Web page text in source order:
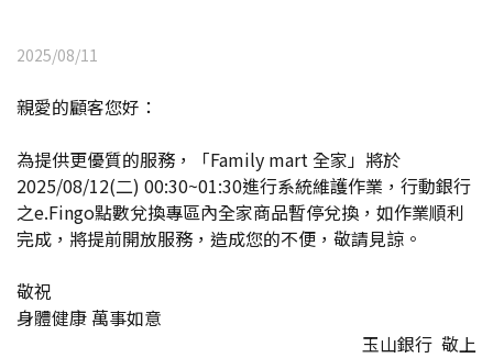
2025/08/11
親愛的顧客您好：
為提供更優質的服務，「Family mart 全家」將於
2025/08/12(二) 00:30~01:30進行系統維護作業，行動銀行
之e.Fingo點數兌換專區內全家商品暫停兌換，如作業順利
完成，將提前開放服務，造成您的不便，敬請見諒。
敬祝
身體健康 萬事如意
玉山銀行 敬上